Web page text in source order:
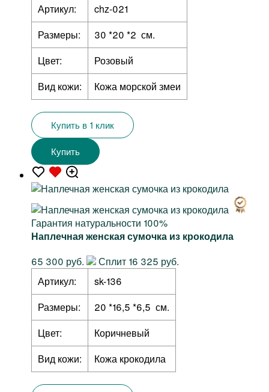
Артикул:
chz-021
Размеры:
30 *20 *2 см.
Цвет:
Розовый
Вид кожи:
Кожа морской змеи
Купить в 1 клик
Купить
Гарантия натуральности 100%
Наплечная женская сумочка из крокодила
65 300 руб.
Сплит 16 325 руб.
Артикул:
sk-136
Размеры:
20 *16,5 *6,5 см.
Цвет:
Коричневый
Вид кожи:
Кожа крокодила